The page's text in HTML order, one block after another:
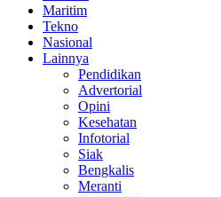
Maritim
Tekno
Nasional
Lainnya
Pendidikan
Advertorial
Opini
Kesehatan
Infotorial
Siak
Bengkalis
Meranti